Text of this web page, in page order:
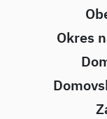
Okres